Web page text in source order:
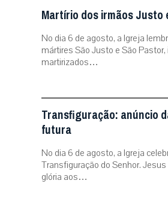
Martírio dos irmãos Justo
No dia 6 de agosto, a Igreja
mártires São Justo e São
martirizados…
Transfiguração: anúncio
futura
No dia 6 de agosto, a Igreja
Transfiguração do Senhor.
glória aos…